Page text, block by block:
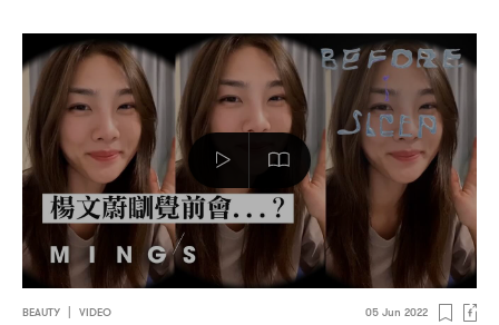
BEAUTY VIDEO 05 Jun 2022